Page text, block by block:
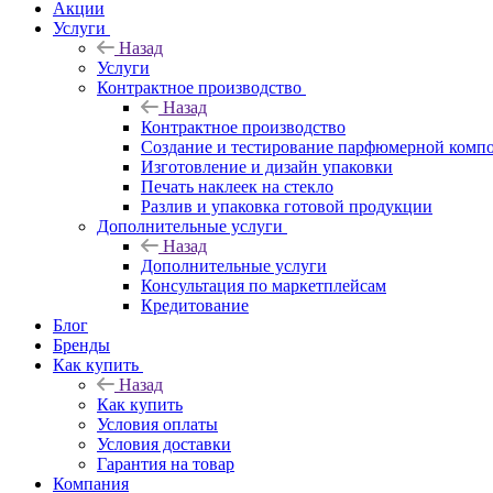
Акции
Услуги
Назад
Услуги
Контрактное производство
Назад
Контрактное производство
Создание и тестирование парфюмерной
Изготовление и дизайн упаковки
Печать наклеек на стекло
Разлив и упаковка готовой продукции
Дополнительные услуги
Назад
Дополнительные услуги
Консультация по маркетплейсам
Кредитование
Блог
Бренды
Как купить
Назад
Как купить
Условия оплаты
Условия доставки
Гарантия на товар
Компания